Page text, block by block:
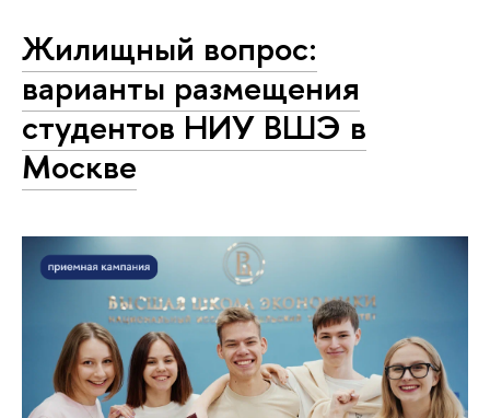
Жилищный вопрос:
варианты размещения
студентов НИУ ВШЭ в
Москве